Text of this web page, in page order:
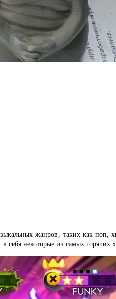
жанров, таких как
себя некоторые из самых